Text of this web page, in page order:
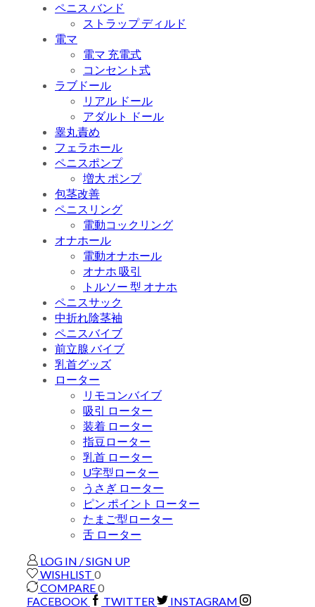
ペニス バンド
ストラップ ディルド
電マ
電マ 充電式
コンセント式
ラブドール
リアル ドール
アダルト ドール
睾丸責め
フェラホール
ペニスポンプ
増大 ポンプ
包茎改善
ペニスリング
電動コックリング
オナホール
電動オナホール
オナホ 吸引
トルソー 型 オナホ
ペニスサック
中折れ陰茎袖
ペニスバイブ
前立腺 バイブ
乳首グッズ
ローター
リモコンバイブ
吸引 ローター
装着 ローター
指豆ローター
乳首 ローター
U字型ローター
うさぎ ローター
ピン ポイント ローター
たまご型ローター
舌 ローター
LOG IN / SIGN UP
WISHLIST 0
COMPARE0
FACEBOOK
TWITTER
INSTAGRAM